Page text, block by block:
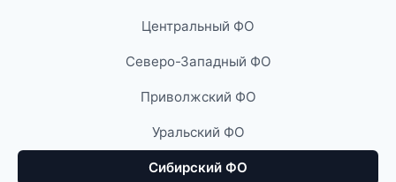
Центральный ФО
Северо-Западный ФО
Приволжский ФО
Уральский ФО
Сибирский ФО